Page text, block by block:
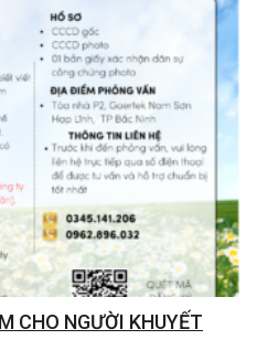
CHO NGƯỜI KHUYẾT